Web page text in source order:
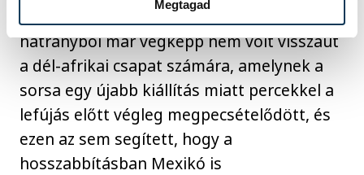
Megtagad
volt eredményes fejjel. A kétgólos
hátrányból már végképp nem volt visszaút
a dél-afrikai csapat számára, amelynek a
sorsa egy újabb kiállítás miatt percekkel a
lefújás előtt végleg megpecsételődött, és
ezen az sem segített, hogy a
hosszabbításban Mexikó is